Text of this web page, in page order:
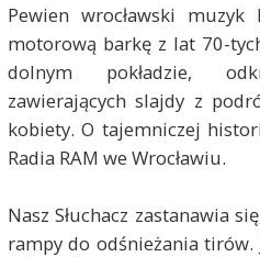
Pewien wrocławski
motorową barkę z lat 70-
dolnym pokładzie,
zawierających slajdy z
kobiety. O tajemniczej
Radia RAM we Wrocławiu.
Nasz Słuchacz zastanawia
rampy do odśnieżania tirów.